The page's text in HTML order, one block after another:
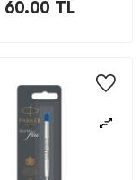
60.00TL